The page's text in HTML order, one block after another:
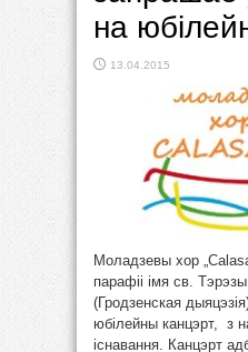
на
13.04.2015
Моладзевы хор
парафіі імя св.
(Гродзенская
юбілейны канцэрт, з
існавання. Канцэрт